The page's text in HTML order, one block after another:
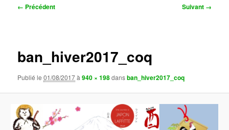
Navigation
← Précédent Suivant →
ban_hiver2017_coq
Publié le01/08/2017à940 × 198dansban_hiver2017_coq